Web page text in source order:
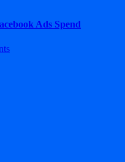
Ads Spend